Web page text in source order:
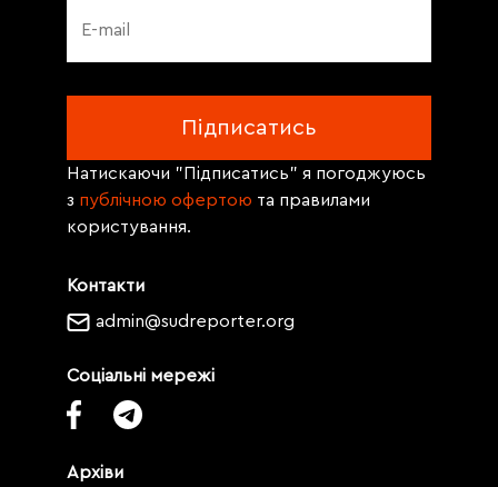
Контакти
admin@sudreporter.org
Соціальні мережі
Архіви
Натискаючи "Підписатись" я погоджуюсь
з публічною офертою та правилами
користування.